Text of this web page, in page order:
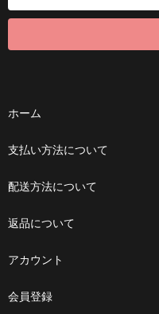
ホーム
支払い方法について
配送方法について
返品について
アカウント
会員登録